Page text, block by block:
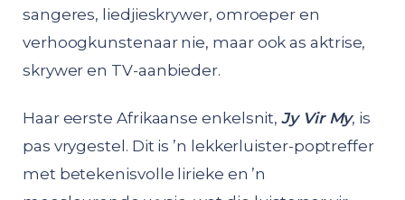
sangeres, liedjieskrywer, omroeper en
verhoogkunstenaar nie, maar ook as aktrise,
skrywer en TV-aanbieder.
Haar eerste Afrikaanse enkelsnit,Jy Vir My, is
pas vrygestel. Dit is ’n lekkerluister-poptreffer
met betekenisvolle lirieke en ’n